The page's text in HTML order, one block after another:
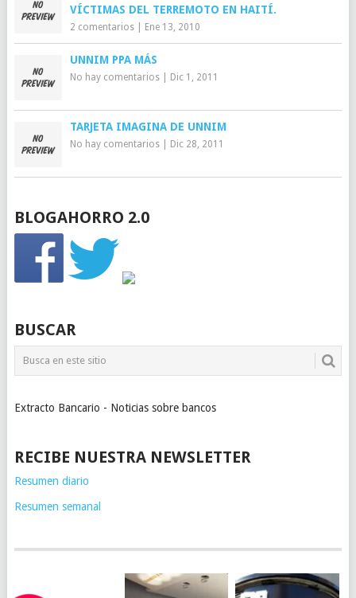
VÍCTIMAS DEL TERREMOTO EN HAITÍ.
2 comentarios| Ene 13, 2010
UNNIM PPA MÁS
No hay comentarios| Dic 1, 2011
TARJETA IMAGINA DE UNNIM
No hay comentarios| Dic 28, 2011
BLOGAHORRO 2.0
BUSCAR
Extracto Bancario - Noticias sobre bancos
RECIBE NUESTRA NEWSLETTER
Resumen diario
Resumen semanal